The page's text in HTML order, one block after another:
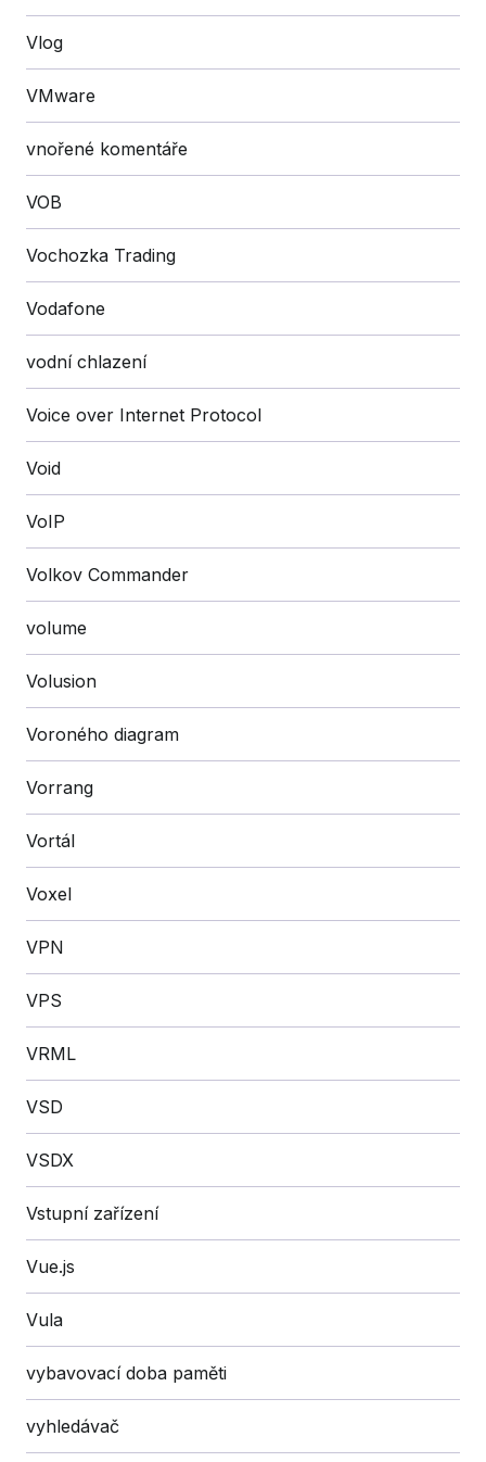
Vlog
VMware
vnořené komentáře
VOB
Vochozka Trading
Vodafone
vodní chlazení
Voice over Internet Protocol
Void
VoIP
Volkov Commander
volume
Volusion
Voroného diagram
Vorrang
Vortál
Voxel
VPN
VPS
VRML
VSD
VSDX
Vstupní zařízení
Vue.js
Vula
vybavovací doba paměti
vyhledávač